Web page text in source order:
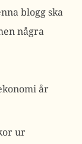
blogg ska
några
år
ur